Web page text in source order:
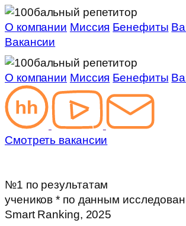
О компании Миссия Бенефиты
Вакансии
О компании Миссия Бенефиты
Смотреть вакансии
№1 по результатам
учеников * по данным
Smart Ranking, 2025